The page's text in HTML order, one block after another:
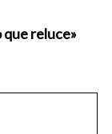
que reluce»